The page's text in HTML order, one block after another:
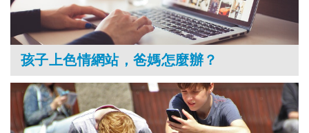
孩子上色情網站，爸媽怎麼辦？